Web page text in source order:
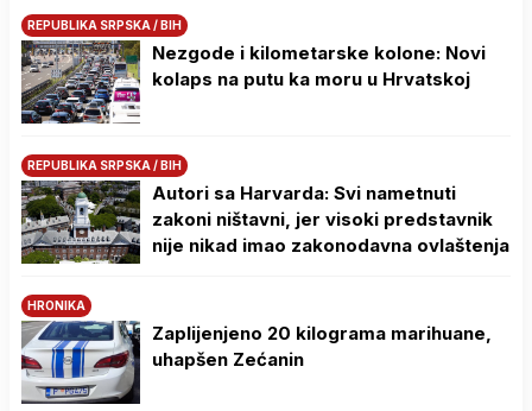
REPUBLIKA SRPSKA / BIH
Nezgode i kilometarske kolone: Novi
kolaps na putu ka moru u Hrvatskoj
REPUBLIKA SRPSKA / BIH
Autori sa Harvarda: Svi nametnuti
zakoni ništavni, jer visoki predstavnik
nije nikad imao zakonodavna ovlaštenja
HRONIKA
Zaplijenjeno 20 kilograma marihuane,
uhapšen Zećanin